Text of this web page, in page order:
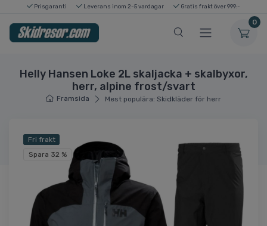
Prisgaranti Leverans inom 2-5 vardagar Gratis frakt över 999:-
0
Helly Hansen Loke 2L skaljacka + skalbyxor,
herr, alpine frost/svart
Framsida Mest populära: Skidkläder för herr
Fri frakt
Spara 32 %